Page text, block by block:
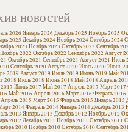
новостей
2026 Январь 2026 Декабрь 2025 Ноябрь 2025
2025 Декабрь 2024Ноябрь 2024Октябрь 2024
2023 Ноябрь 2023 Октябрь 2023 Сентябрь
Ноябрь 2022 Октябрь 2022 Сентябрь 2022 Август
Октябрь 2021 Сентябрь 2021 Август 2021 Июль
Сентябрь 2020Август 2020Июль 2020Июнь
2019 Август 2019 Июль 2019 Июнь 2019 Май
2018 Июль 2018 Июнь 2018 Май 2018 Апрель
Июнь 2017 Май 2017 Апрель 2017 Март 2017
Май 2016 Апрель 2016 Март 2016 Февраль 2016
Апрель 2015 Март 2015 Февраль 2015 Январь 2015
2014Февраль 2014Январь 2014Декабрь 2013
2013 Январь 2013 Декабрь 2012 Ноябрь 2012
2012 Декабрь 2011 Ноябрь 2011 Октябрь 2011
2010Ноябрь 2010Октябрь 2010Сентябрь